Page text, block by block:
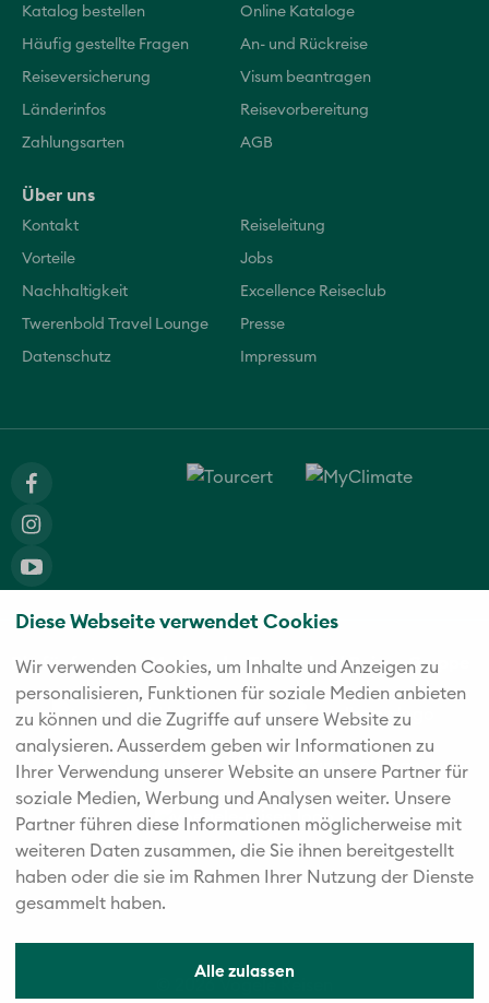
Diese Webseite verwendet Cookies
Wir verwenden Cookies, um Inhalte und Anzeigen zu
personalisieren, Funktionen für soziale Medien anbieten
zu können und die Zugriffe auf unsere Website zu
analysieren. Außerdem geben wir Informationen zu
Ihrer Verwendung unserer Website an unsere Partner für
soziale Medien, Werbung und Analysen weiter. Unsere
Partner führen diese Informationen möglicherweise mit
weiteren Daten zusammen, die Sie ihnen bereitgestellt
haben oder die sie im Rahmen Ihrer Nutzung der Dienste
gesammelt haben.
Alle zulassen
Katalog bestellen Online Kataloge
Häufig gestellte Fragen An- und Rückreise
Reiseversicherung Visum beantragen
Länderinfos Reisevorbereitung
Zahlungsarten AGB
Über uns
Kontakt Reiseleitung
Vorteile Jobs
Nachhaltigkeit Excellence Reiseclub
Twerenbold Travel Lounge Presse
Datenschutz Impressum
Die fünf starken Marken der Twerenbold Reisen Gruppe